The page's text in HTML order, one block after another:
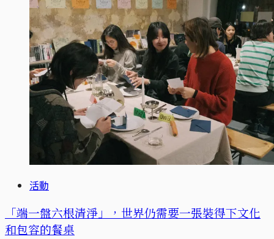
活動
「端一盤六根清淨」，世界仍需要一張裝得下文化
和包容的餐桌